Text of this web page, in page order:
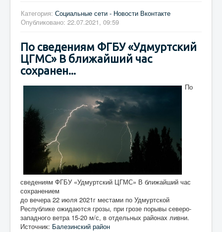
Категория: Социальные сети - Новости Вконтакте
Опубликовано: 22.07.2021, 09:59
По сведениям ФГБУ «Удмуртский
ЦГМС» В ближайший час
сохранен...
По
сведениям ФГБУ «Удмуртский ЦГМС» В ближайший час
сохранением
до вечера 22 июля 2021г местами по Удмуртской
Республике ожидаются грозы, при грозе порывы северо-
западного ветра 15-20 м/с, в отдельных районах ливни.
Источник: Балезинский район